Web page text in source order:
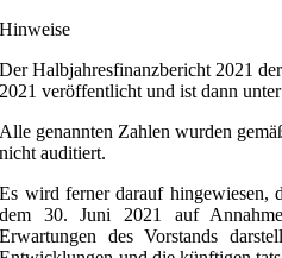
Hinweise
Der Halbjahresfinanzbericht 2021
2021 veröffentlicht und ist dann
Alle genannten Zahlen wurden
nicht auditiert.
Es wird ferner darauf hingewiesen,
dem 30. Juni 2021 auf
Erwartungen des Vorstands